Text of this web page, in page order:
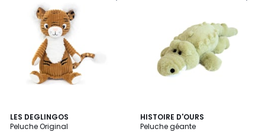
LES DEGLINGOS
Peluche Original
5
/
HISTOIRE D'OURS
Peluche géante